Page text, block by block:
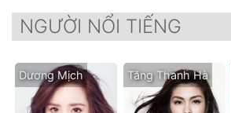
NGƯỜI NỔI TIẾNG
Dương Mịch Tăng Thanh Hà